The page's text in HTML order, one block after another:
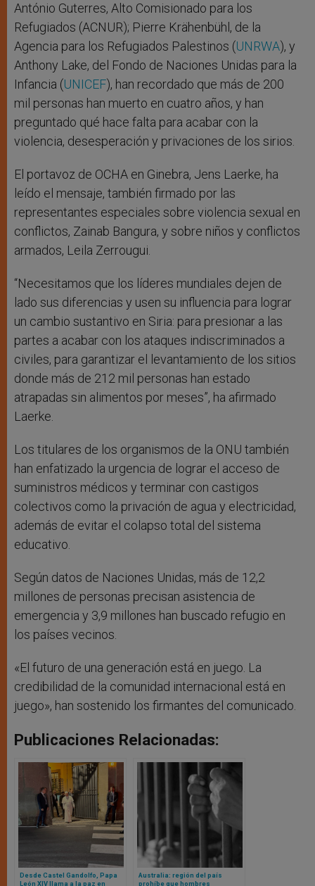
António Guterres, Alto Comisionado para los
Refugiados (ACNUR); Pierre Krähenbühl, de la
Agencia para los Refugiados Palestinos (UNRWA), y
Anthony Lake, del Fondo de Naciones Unidas para la
Infancia (UNICEF), han recordado que más de 200
mil personas han muerto en cuatro años, y han
preguntado qué hace falta para acabar con la
violencia, desesperación y privaciones de los sirios.
El portavoz de OCHA en Ginebra, Jens Laerke, ha
leído el mensaje, también firmado por las
representantes especiales sobre violencia sexual en
conflictos, Zainab Bangura, y sobre niños y conflictos
armados, Leila Zerrougui.
“Necesitamos que los líderes mundiales dejen de
lado sus diferencias y usen su influencia para lograr
un cambio sustantivo en Siria: para presionar a las
partes a acabar con los ataques indiscriminados a
civiles, para garantizar el levantamiento de los sitios
donde más de 212 mil personas han estado
atrapadas sin alimentos por meses”, ha afirmado
Laerke.
Los titulares de los organismos de la ONU también
han enfatizado la urgencia de lograr el acceso de
suministros médicos y terminar con castigos
colectivos como la privación de agua y electricidad,
además de evitar el colapso total del sistema
educativo.
Según datos de Naciones Unidas, más de 12,2
millones de personas precisan asistencia de
emergencia y 3,9 millones han buscado refugio en
los países vecinos.
«El futuro de una generación está en juego. La
credibilidad de la comunidad internacional está en
juego», han sostenido los firmantes del comunicado.
Publicaciones Relacionadas:
Desde Castel Gandolfo, Papa
León XIV llama a la paz en
Australia: región del país
prohíbe que hombres